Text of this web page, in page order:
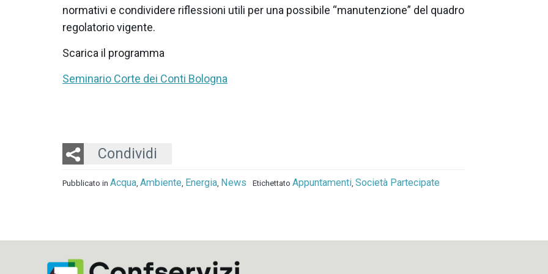
normativi e condividere riflessioni utili per una possibile “manutenzione” del quadro
regolatorio vigente.
Scarica il programma
Seminario Corte dei Conti Bologna
Condividi
Twitter
LinkedIn
Email
Pubblicato in Acqua, Ambiente, Energia, News Etichettato Appuntamenti, Società Partecipate